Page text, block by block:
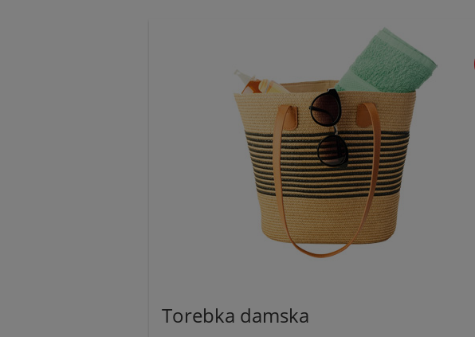
Torebka damska